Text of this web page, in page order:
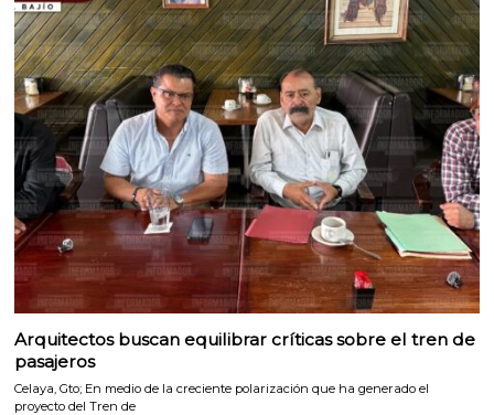
Arquitectos buscan equilibrar críticas sobre el tren de
pasajeros
Celaya, Gto; En medio de la creciente polarización que ha generado el
proyecto del Tren de